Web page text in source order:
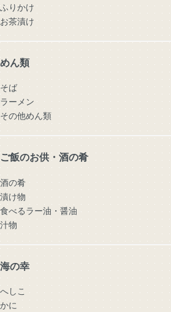
ふりかけ
お茶漬け
めん類
そば
ラーメン
その他めん類
ご飯のお供・酒の肴
酒の肴
漬け物
食べるラー油・醤油
汁物
海の幸
へしこ
かに